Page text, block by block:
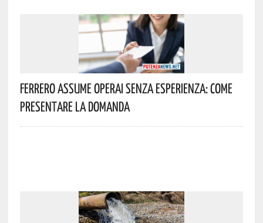
Ferrero Assume Operai Senza Esperienza: Come
Presentare La Domanda